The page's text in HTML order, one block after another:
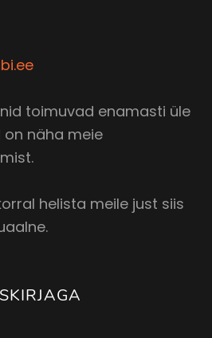
toimuvad enamasti üle
näha meie
helista meile just siis